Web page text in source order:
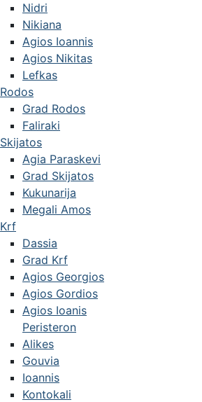
Nidri
Nikiana
Agios Ioannis
Agios Nikitas
Lefkas
Rodos
Grad Rodos
Faliraki
Skijatos
Agia Paraskevi
Grad Skijatos
Kukunarija
Megali Amos
Krf
Dassia
Grad Krf
Agios Georgios
Agios Gordios
Agios Ioanis
Peristeron
Alikes
Gouvia
Ioannis
Kontokali